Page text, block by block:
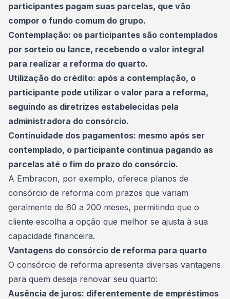
participantes pagam suas parcelas, que vão
compor o fundo comum do grupo.
Contemplação: os participantes são contemplados
por sorteio ou lance, recebendo o valor integral
para realizar a reforma do quarto.
Utilização do crédito: após a contemplação, o
participante pode utilizar o valor para a reforma,
seguindo as diretrizes estabelecidas pela
administradora do consórcio.
Continuidade dos pagamentos: mesmo após ser
contemplado, o participante continua pagando as
parcelas até o fim do prazo do consórcio.
A Embracon, por exemplo, oferece planos de
consórcio de reforma com prazos que variam
geralmente de 60 a 200 meses, permitindo que o
cliente escolha a opção que melhor se ajusta à sua
capacidade financeira.
Vantagens do consórcio de reforma para quarto
O consórcio de reforma apresenta diversas vantagens
para quem deseja renovar seu quarto:
Ausência de juros: diferentemente de empréstimos